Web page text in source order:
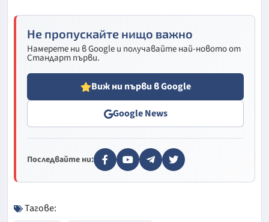
Не пропускайте нищо важно
Намерете ни в Google и получавайте най-новото от
Стандарт първи.
Виж ни първи в Google
Google News
Последвайте ни:
Тагове: